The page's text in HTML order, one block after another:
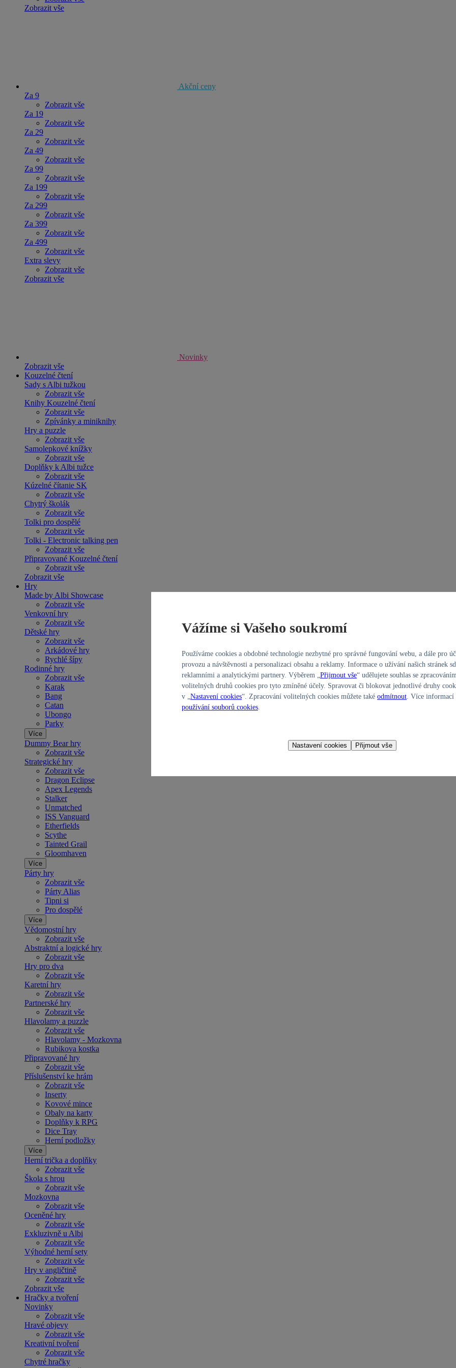
Zobrazit vše
Akční ceny
Za 9
Zobrazit vše
Za 19
Zobrazit vše
Za 29
Zobrazit vše
Za 49
Zobrazit vše
Za 99
Zobrazit vše
Za 199
Zobrazit vše
Za 299
Zobrazit vše
Za 399
Zobrazit vše
Za 499
Zobrazit vše
Extra slevy
Zobrazit vše
Zobrazit vše
Novinky
Zobrazit vše
Kouzelné čtení
Sady s Albi tužkou
Zobrazit vše
Knihy Kouzelné čtení
Zobrazit vše
Zpívánky a miniknihy
Hry a puzzle
Zobrazit vše
Samolepkové knížky
Zobrazit vše
Doplňky k Albi tužce
Zobrazit vše
Kúzelné čítanie SK
Zobrazit vše
Chytrý školák
Zobrazit vše
Tolki pro dospělé
Zobrazit vše
Tolki - Electronic talking pen
Zobrazit vše
Připravované Kouzelné čtení
Zobrazit vše
Zobrazit vše
Hry
Made by Albi Showcase
Zobrazit vše
Venkovní hry
Zobrazit vše
Dětské hry
Zobrazit vše
Arkádové hry
Rychlé šípy
Rodinné hry
Zobrazit vše
Karak
Bang
Catan
Ubongo
Parky
Více
Dummy Bear hry
Zobrazit vše
Strategické hry
Zobrazit vše
Dragon Eclipse
Apex Legends
Stalker
Unmatched
ISS Vanguard
Etherfields
Scythe
Tainted Grail
Gloomhaven
Více
Párty hry
Zobrazit vše
Párty Alias
Tipni si
Pro dospělé
Více
Vědomostní hry
Zobrazit vše
Abstraktní a logické hry
Zobrazit vše
Hry pro dva
Zobrazit vše
Karetní hry
Zobrazit vše
Partnerské hry
Zobrazit vše
Hlavolamy a puzzle
Zobrazit vše
Hlavolamy - Mozkovna
Rubikova kostka
Připravované hry
Zobrazit vše
Příslušenství ke hrám
Zobrazit vše
Inserty
Kovové mince
Obaly na karty
Doplňky k RPG
Dice Tray
Herní podložky
Více
Herní trička a doplňky
Zobrazit vše
Škola s hrou
Zobrazit vše
Mozkovna
Zobrazit vše
Oceněné hry
Zobrazit vše
Exkluzivně u Albi
Zobrazit vše
Výhodné herní sety
Zobrazit vše
Hry v angličtině
Zobrazit vše
Zobrazit vše
Hračky a tvoření
Novinky
Zobrazit vše
Hravé objevy
Zobrazit vše
Kreativní tvoření
Zobrazit vše
Chytré hračky
Vážíme si Vašeho soukromí
Používáme cookies a obdobné technologie nezbytné pro správné fungování webu, a dále pro
provozu a návštěvnosti a personalizaci obsahu a reklamy. Informace o užívání našich stránek
reklamními a analytickými partnery. Výběrem „ Přijmout vše“ udělujete souhlas se
volitelných druhů cookies pro tyto zmíněné účely. Spravovat či blokovat jednotlivé druhy
v „ Nastavení cookies“. Zpracování volitelných cookies můžete také odmítnout . Více informací
používání souborů cookies
Nastavení cookies Přijmout vše